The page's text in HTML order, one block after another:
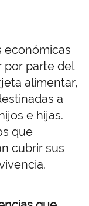
económicas
por parte del
alimentar,
a
e hijas.
que
cubrir sus